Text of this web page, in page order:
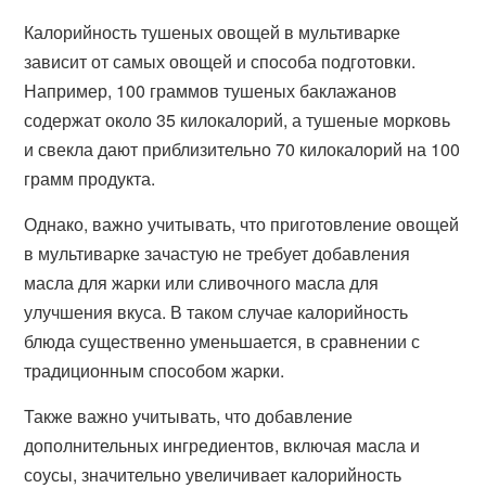
Калорийность тушеных овощей в мультиварке
зависит от самых овощей и способа подготовки.
Например, 100 граммов тушеных баклажанов
содержат около 35 килокалорий, а тушеные морковь
и свекла дают приблизительно 70 килокалорий на 100
грамм продукта.
Однако, важно учитывать, что приготовление овощей
в мультиварке зачастую не требует добавления
масла для жарки или сливочного масла для
улучшения вкуса. В таком случае калорийность
блюда существенно уменьшается, в сравнении с
традиционным способом жарки.
Также важно учитывать, что добавление
дополнительных ингредиентов, включая масла и
соусы, значительно увеличивает калорийность